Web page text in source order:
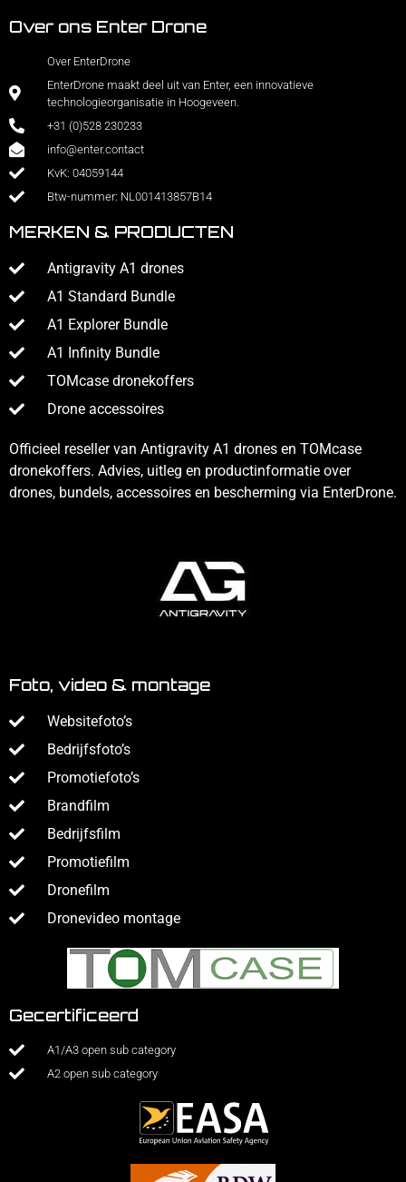
Over ons Enter Drone
Over EnterDrone
EnterDrone maakt deel uit van Enter, een innovatieve
technologieorganisatie in Hoogeveen.
+31 (0)528 230233
info@enter.contact
KvK: 04059144
Btw-nummer: NL001413857B14
MERKEN & PRODUCTEN
Antigravity A1 drones
A1 Standard Bundle
A1 Explorer Bundle
A1 Infinity Bundle
TOMcase dronekoffers
Drone accessoires
Officieel reseller van Antigravity A1 drones en TOMcase
dronekoffers. Advies, uitleg en productinformatie over
drones, bundels, accessoires en bescherming via EnterDrone.
Foto, video & montage
Websitefoto’s
Bedrijfsfoto’s
Promotiefoto’s
Brandfilm
Bedrijfsfilm
Promotiefilm
Dronefilm
Dronevideo montage
Gecertificeerd
A1/A3 open sub category
A2 open sub category